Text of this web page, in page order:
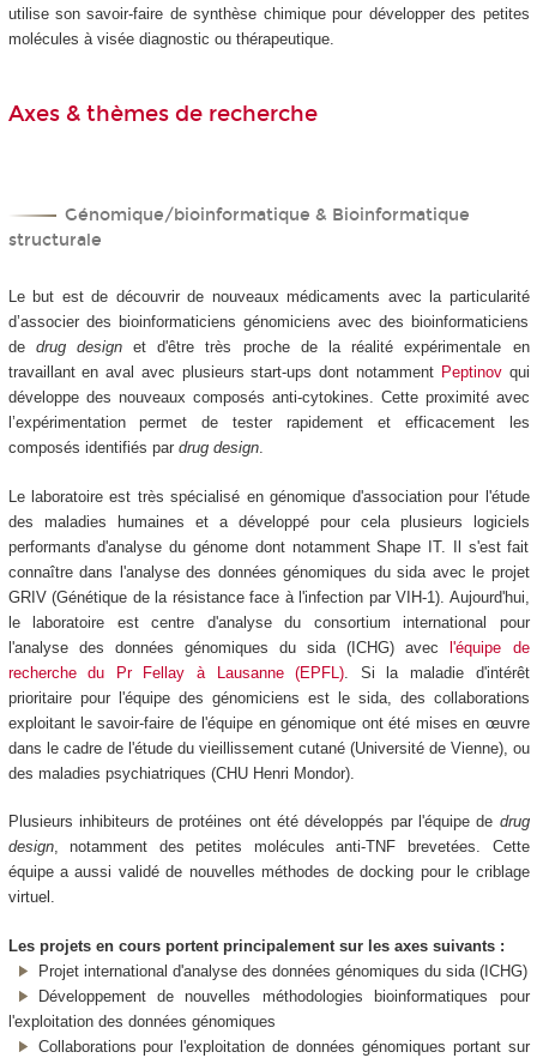
utilise son savoir-faire de synthèse chimique pour développer des petites
molécules à visée diagnostic ou thérapeutique.
Axes & thèmes de recherche
Génomique/bioinformatique & Bioinformatique
structurale
Le but est de découvrir de nouveaux médicaments avec la particularité
d’associer des bioinformaticiens génomiciens avec des bioinformaticiens
de drug designet d'être très proche de la réalité expérimentale en
travaillant en aval avec plusieurs start-ups dont notamment Peptinovqui
développe des nouveaux composés anti-cytokines. Cette proximité avec
l’expérimentation permet de tester rapidement et efficacement les
composés identifiés par drug design.
Le laboratoire est très spécialisé en génomique d'association pour l'étude
des maladies humaines et a développé pour cela plusieurs logiciels
performants d'analyse du génome dont notamment Shape IT. Il s'est fait
connaître dans l'analyse des données génomiques du sida avec le projet
GRIV (Génétique de la résistance face à l'infection par VIH-1). Aujourd'hui,
le laboratoire est centre d'analyse du consortium international pour
l'analyse des données génomiques du sida (ICHG) avec
l'équipe de
recherche du Pr Fellay à Lausanne (EPFL) . Si la maladie d'intérêt
prioritaire pour l'équipe des génomiciens est le sida, des collaborations
exploitant le savoir-faire de l'équipe en génomique ont été mises en œuvre
dans le cadre de l'étude du vieillissement cutané (Université de Vienne), ou
des maladies psychiatriques (CHU Henri Mondor).
Plusieurs inhibiteurs de protéines ont été développés par l'équipe de drug
design, notamment des petites molécules anti-TNF brevetées. Cette
équipe a aussi validé de nouvelles méthodes de docking pour le criblage
virtuel.
Les projets en cours portent principalement sur les axes suivants :
Projet international d'analyse des données génomiques du sida (ICHG)
Développement de nouvelles méthodologies bioinformatiques pour
l'exploitation des données génomiques
Collaborations pour l'exploitation de données génomiques portant sur